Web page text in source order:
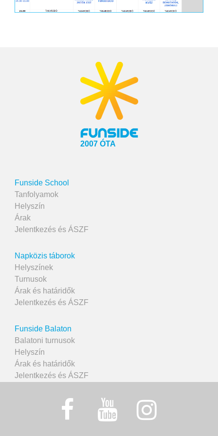
2007 ÓTA
Funside School
Tanfolyamok
Helyszín
Árak
Jelentkezés és ÁSZF
Napközis táborok
Helyszínek
Turnusok
Árak és határidők
Jelentkezés és ÁSZF
Funside Balaton
Balatoni turnusok
Helyszín
Árak és határidők
Jelentkezés és ÁSZF